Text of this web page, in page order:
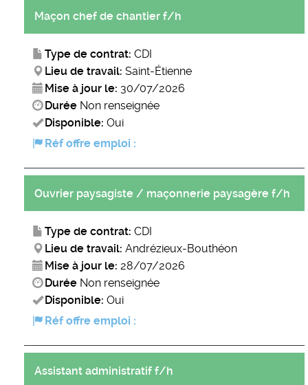
Maçon chef de chantier f/h
Type de contrat: CDI
Lieu de travail: Saint-Étienne
Mise à jour le: 30/07/2026
Durée Non renseignée
Disponible: Oui
Réf offre emploi :
Ouvrier paysagiste / maçonnerie paysagère f/h
Type de contrat: CDI
Lieu de travail: Andrézieux-Bouthéon
Mise à jour le: 28/07/2026
Durée Non renseignée
Disponible: Oui
Réf offre emploi :
Assistant administratif f/h